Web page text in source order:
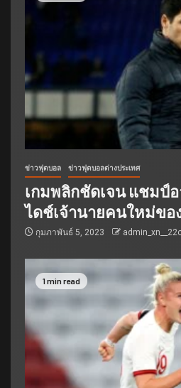
ข่าวฟุตบอล ข่าวฟุตบอลต่างประเทศ
เกมพลิกชัดเจน แชมป์
ไดช์เจ้านายคนใหม่ขอ
กุมภาพันธ์ 5, 2023
1 min read